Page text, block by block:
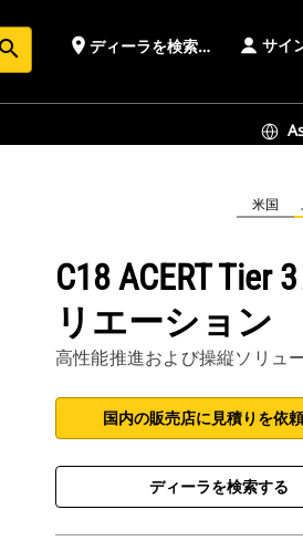
place ディーラを検索する サイ
米国
C18 ACERT Tier
リエーション
高性能推進および操縦ソリュ
国内の販売店に見積りを依
ディーラを検索する